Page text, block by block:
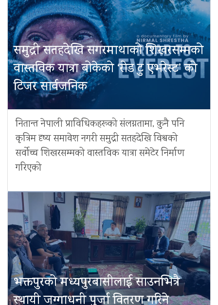
समुद्री सतहदेखि सगरमाथाको शिखरसम्मको
वास्तविक यात्रा बोकेको ‘रोड टु एभरेस्ट’ को
टिजर सार्वजनिक
नितान्त नेपाली प्राविधिकहरूको संलग्नतामा, कुनै पनि
कृत्रिम दृष्य समावेश नगरी समुद्री सतहदेखि विश्वको
सर्वोच्च शिखरसम्मको वास्तविक यात्रा समेटेर निर्माण
गरिएको
भक्तपुरको मध्यपुरबासीलाई साउनभित्रै
स्थायी जग्गाधनी पुर्जा वितरण गरिने